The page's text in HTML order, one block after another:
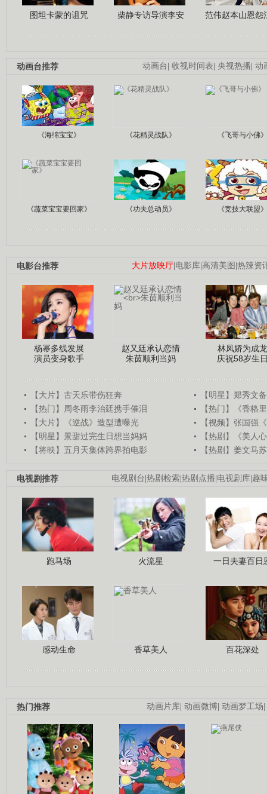
图坦卡蒙的诅咒 柴静专访导演李安 范伟赵本山恩怨
动画台| 收视时间表| 央视热播| 动
动画台推荐
《海绵宝宝》 《花精灵战队》 《飞哥与小佛》
《蔬菜宝宝要回家》 《功夫总动员》 《竞技大联盟》
大片放映厅|电影库|高清美图 |热辣资
电影台推荐
杨幂多线发展
演员变身歌手
赵又廷承认恋情
朱茵顺利当妈
林凤娇为成龙
庆祝58岁生
【大片】古天乐带伤狂奔
【明星】郑秀文
【热门】周冬雨李治廷携手催泪
【热门】《香格
【大片】《逆战》造型遭曝光
【视频】张国强
【明星】景甜过完生日想当妈妈
【热剧】《美人
【将映】五月天集体跨界拍电影
【热剧】姜文马
电视剧台|热剧检索|热剧点播|电视剧库|趣
电视剧推荐
跑马场 火流星 一日夫妻百日
感动生命 香草美人 百花深处
动画片库| 动画微博| 动画梦工场|
热门推荐